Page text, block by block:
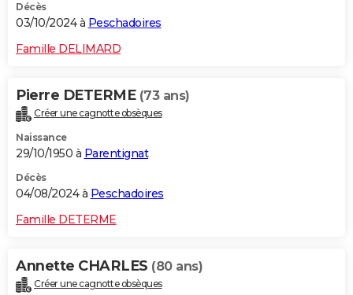
Décès
03/10/2024 à Peschadoires
Famille DELIMARD
Pierre DETERME (73 ans)
Créer une cagnotte obsèques
Naissance
29/10/1950 à Parentignat
Décès
04/08/2024 à Peschadoires
Famille DETERME
Annette CHARLES (80 ans)
Créer une cagnotte obsèques